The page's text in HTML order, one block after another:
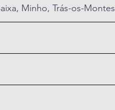
Minho, Trás-os-Montes